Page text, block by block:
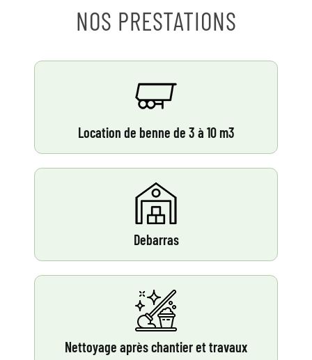
NOS PRESTATIONS
Location de benne de 3 à 10 m3
Debarras
Nettoyage après chantier et travaux